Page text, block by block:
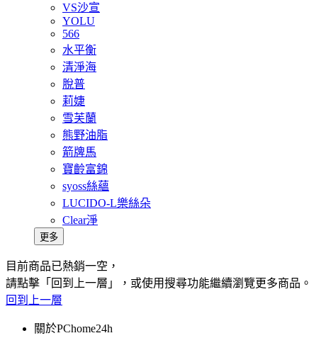
VS沙宣
YOLU
566
水平衡
清淨海
脫普
莉婕
雪芙蘭
熊野油脂
箭牌馬
寶齡富錦
syoss絲蘊
LUCIDO-L樂絲朵
Clear淨
更多
目前商品已熱銷一空，
請點擊「回到上一層」，或使用搜尋功能繼續瀏覽更多商品。
回到上一層
關於PChome24h